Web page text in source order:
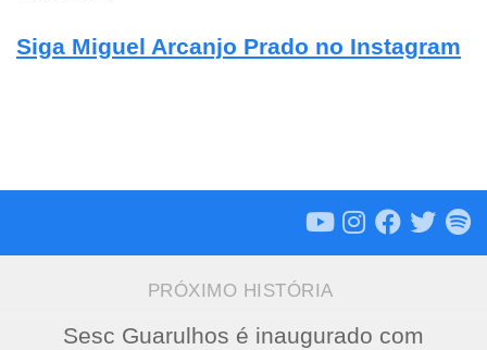
Siga Miguel Arcanjo Prado no Instagram
PRÓXIMO HISTÓRIA
Sesc Guarulhos é inaugurado com